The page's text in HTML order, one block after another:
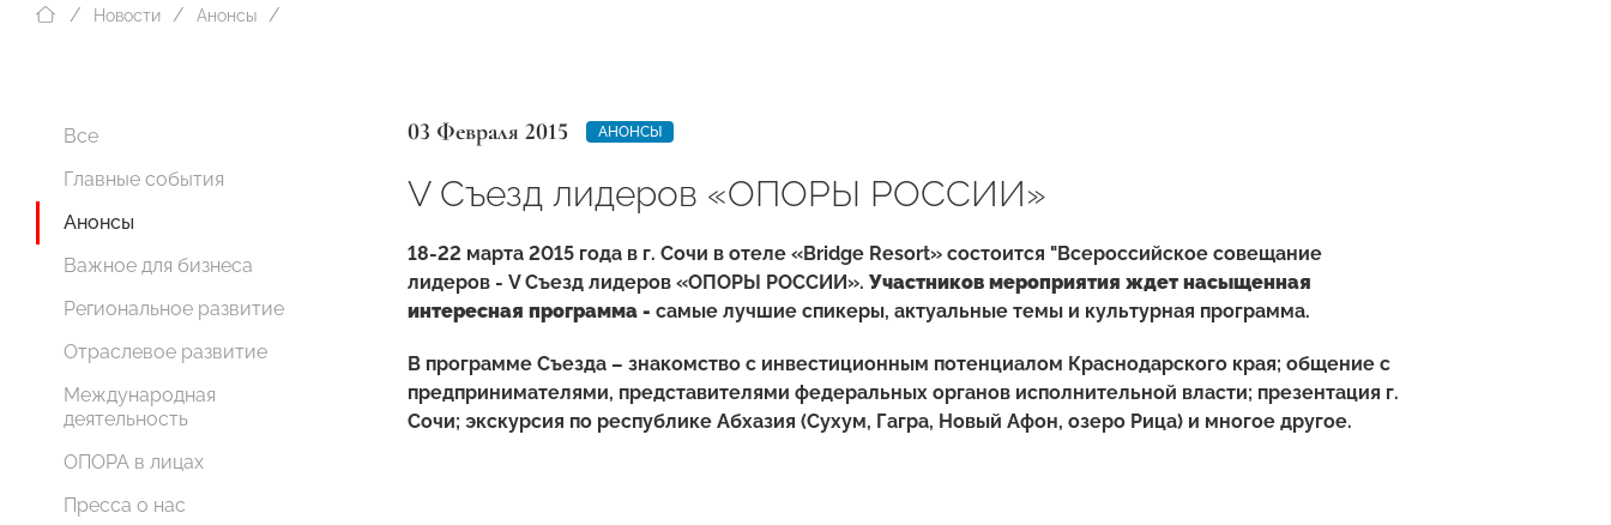
Новости Анонсы
Все
Главные события
Анонсы
Важное для бизнеса
Региональное развитие
Отраслевое развитие
Международная
деятельность
ОПОРА в лицах
Пресса о нас
03 Февраля 2015 АНОНСЫ
V Съезд лидеров «ОПОРЫ РОССИИ»
18-22 марта 2015 года в г. Сочи в отеле «Bridge Resort» состоится "Всероссийское совещание
лидеров - V Съезд лидеров «ОПОРЫ РОССИИ». Участников мероприятия ждет насыщенная
интересная программа - самые лучшие спикеры, актуальные темы и культурная программа.
В программе Съезда – знакомство с инвестиционным потенциалом Краснодарского края; общение с
предпринимателями, представителями федеральных органов исполнительной власти; презентация г.
Сочи; экскурсия по республике Абхазия (Сухум, Гагра, Новый Афон, озеро Рица) и многое другое.